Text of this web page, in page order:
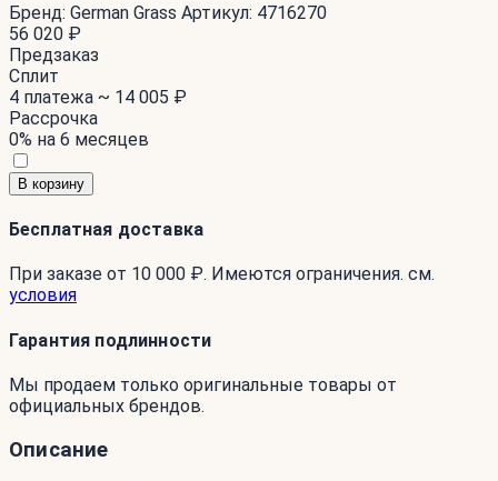
Бренд: German Grass Артикул: 4716270
56 020 ₽
Предзаказ
Сплит
4 платежа ~ 14 005 ₽
Рассрочка
0% на 6 месяцев
В корзину
Бесплатная доставка
При заказе от 10 000 ₽. Имеются ограничения. см.
условия
Гарантия подлинности
Мы продаем только оригинальные товары от
официальных брендов.
Описание